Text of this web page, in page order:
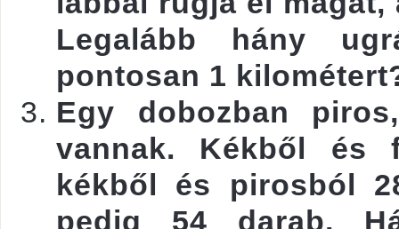
Legalább hány
pontosan 1
Egy dobozban
vannak. Kékből és
kékből és pirosból
pedig 54 darab.